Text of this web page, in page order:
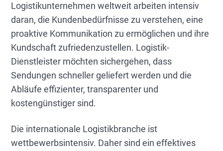
Logistikunternehmen weltweit arbeiten intensiv
daran, die Kundenbedürfnisse zu verstehen, eine
proaktive Kommunikation zu ermöglichen und ihre
Kundschaft zufriedenzustellen. Logistik-
Dienstleister möchten sichergehen, dass
Sendungen schneller geliefert werden und die
Abläufe effizienter, transparenter und
kostengünstiger sind.
Die internationale Logistikbranche ist
wettbewerbsintensiv. Daher sind ein effektives